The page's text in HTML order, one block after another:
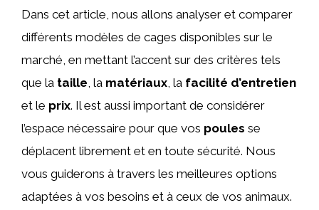
Dans cet article, nous allons analyser et comparer
différents modèles de cages disponibles sur le
marché, en mettant l’accent sur des critères tels
que la taille , la matériaux , la facilité d’entretien
et le prix. Il est aussi important de considérer
l’espace nécessaire pour que vos poules se
déplacent librement et en toute sécurité. Nous
vous guiderons à travers les meilleures options
adaptées à vos besoins et à ceux de vos animaux.